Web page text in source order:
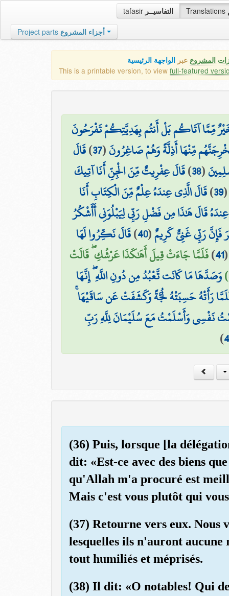
tafasir التفاسيــر Translations
Project parts أجزاء المشروع
المشروع عبر الواجهة الرئيسية
This is a printable version, to view full-featured
مِّمَّا آتَاكُم بَلْ أَنتُم بِهَدِيَّتِكُمْ تَفْرَحُونَ
مِّنْهَا أَذِلَّةً وَهُمْ صَاغِرُونَ(
37
)قَالَ
(
38
)قَالَ عِفْرِيتٌ مِّنَ الْجِنِّ أَنَا آتِيكَ
39
)قَالَ الَّذِي عِندَهُ عِلْمٌ مِّنَ الْكِتَابِ أَنَا
قَالَ هَٰذَا مِن فَضْلِ رَبِّي لِيَبْلُوَنِي أَأَشْكُرُ
رَبِّي غَنِيٌّ كَرِيمٌ(
40
)قَالَ نَكِّرُوا لَهَا
41
)فَلَمَّا جَاءَتْ قِيلَ أَهَٰكَذَا عَرْشُكِ ۖ قَالَتْ
وَصَدَّهَا مَا كَانَت تَّعْبُدُ مِن دُونِ اللَّهِ ۖ إِنَّهَا
رَأَتْهُ حَسِبَتْهُ لُجَّةً وَكَشَفَتْ عَن سَاقَيْهَا
نَفْسِي وَأَسْلَمْتُ مَعَ سُلَيْمَانَ لِلَّهِ رَبِّ
)
(36) Puis, lorsque [la
dit: «Est-ce avec des biens
qu'Allah m'a procuré est
Mais c'est vous plutôt qui
(37) Retourne vers eux. Nous
lesquelles ils n'auront aucune
tout humiliés et méprisés.
(38) Il dit: «O notables! Qui